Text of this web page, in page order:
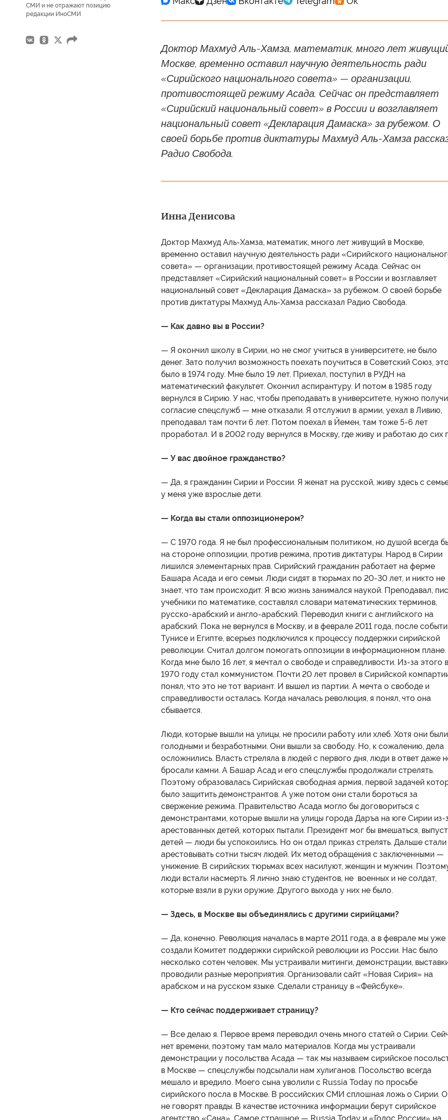
СМИ и не отражают позицию
редакции ИноСМИ
Доктор Махмуд Аль-Хамза, математик, много лет
Москве, временно оставил научную деятельность ради
«Сирийского национального совета» — организации,
противостоящей режиму Асада. Сейчас он представляет
«Сирийский национальный совет» в России и возглавляет
национальный совет «Декларация Дамаска» за рубежом. О
своей борьбе против диктатуры Махмуд Аль-Хамза
Радио Свобода.
Инна Денисова
Доктор Махмуд Аль-Хамза, математик, много лет живущий в Москве,
временно оставил научную деятельность ради «Сирийского
совета» — организации, противостоящей режиму Асада. Сейчас он
представляет «Сирийский национальный совет» в России и возглавляет
национальный совет «Декларация Дамаска» за рубежом. О своей борьбе
против диктатуры Махмуд Аль-Хамза рассказал Радио Свобода.
— Как давно вы в России?
— Я окончил школу в Сирии, но не смог учиться в университете, не было
денег. Зато получил возможность поехать поучиться в Советский Союз, это
было в 1974 году. Мне было 19 лет. Приехал, поступил в РУДН на
математический факультет. Окончил аспирантуру. И потом в 1985 году
вернулся в Сирию. У нас, чтобы преподавать в университете, нужно
согласие спецслужб — мне отказали. Я отслужил в армии, уехал в Ливию,
преподавал там почти 6 лет. Потом поехал в Йемен, там тоже 5-6 лет
проработал. И в 2002 году вернулся в Москву, где живу и работаю до сих
— У вас двойное гражданство?
— Да, я гражданин Сирии и России. Я женат на русской, живу здесь с
у меня уже взрослые дети.
— Когда вы стали оппозиционером?
— С 1970 года. Я не был профессиональным политиком, но душой всегда
на стороне оппозиции, против режима, против диктатуры. Народ в Сирии
лишился элементарных прав. Сирийский гражданин работает на ферме
Башара Асада и его семьи. Люди сидят в тюрьмах по 20-30 лет, и никто не
знает, что там происходит. Я всю жизнь занимался наукой. Преподавал,
учебники по математике, составлял словари математических терминов,
русско-арабский и англо-арабский. Переводил книги с английского на
арабский. Пока не вернулся в Москву, и в феврале 2011 года, после
Тунисе и Египте, всерьез подключился к процессу поддержки сирийской
революции. Считал долгом помогать оппозиции в информационном плане.
Когда мне было 16 лет, я мечтал о свободе и справедливости. Из-за этого в
1970 году стал коммунистом. Почти 20 лет провел в Сирийской
понял, что это не тот вариант. И вышел из партии. А мечта о свободе и
справедливости осталась. Когда началась революция, я понял, что она
сбывается.
Люди, которые вышли на улицы, не просили работу или хлеб. Хотя они были
голодными и безработными. Они вышли за свободу. Но, к сожалению, дела
осложнились. Власть стреляла в людей с первого дня, люди в ответ даже
бросали камни. А Башар Асад и его спецслужбы продолжали стрелять.
Поэтому образовалась Сирийская свободная армия, первой задачей
было защитить демонстрантов. А уже потом они стали бороться за
свержение режима. Правительство Асада могло бы договориться с
демонстрантами, которые вышли на улицы города Даръа на юге Сирии из-
арестованных детей, которых пытали. Президент мог бы вмешаться,
детей — люди бы успокоились. Но он отдал приказ стрелять. Дальше стали
арестовывать сотни тысяч людей. Их метод обращения с заключенными —
унижение. В сирийских тюрьмах всех насилуют, женщин и мужчин.
люди встали насмерть. Я лично знаю студентов, не военных и не солдат,
которые взяли в руки оружие. Другого выхода у них не было.
— Здесь, в Москве вы объединялись с другими сирийцами?
— Да, конечно. Революция началась в марте 2011 года, а в феврале мы уже
создали Комитет поддержки сирийской революции из России. Нас было
несколько сотен человек. Мы устраивали митинги, демонстрации,
проводили разные мероприятия. Организовали сайт «Новая Сирия» на
арабском и на русском языке. Сделали страницу в «Фейсбуке».
— Кто сейчас поддерживает страницу?
— Все делаю я. Первое время переводил очень много статей о Сирии.
нет времени, поэтому там мало материалов. Когда мы устраивали
демонстрации у посольства Асада — так мы называем сирийское
в Москве — спецслужбы подсылали нам хулиганов. Посольство всегда
мешало и вредило. Моего сына уволили с Russia Today по просьбе
сирийского посла в Москве. В российских СМИ сплошная ложь о Сирии.
не говорят правды. В качестве источника информации берут сирийское